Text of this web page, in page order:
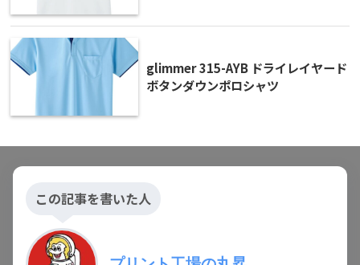
glimmer 315-AYB ドライレイヤード
ボタンダウンポロシャツ
この記事を書いた人